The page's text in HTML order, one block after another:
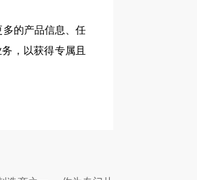
多的产品信息、任
，以获得专属且